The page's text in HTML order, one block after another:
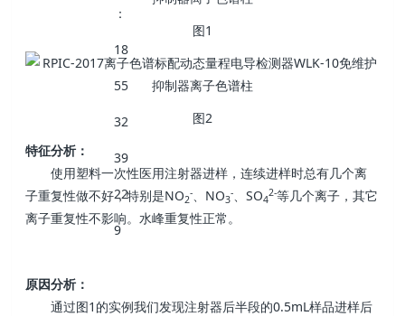
图1
图2
特征分析：
使用塑料一次性医用注射器进样，连续进样时总有几个离
子重复性做不好，特别是NO2
-、NO3
-、SO4
2-等几个离子，其它
离子重复性不影响。水峰重复性正常。
原因分析：
通过图1的实例我们发现注射器后半段的0.5mL样品进样后